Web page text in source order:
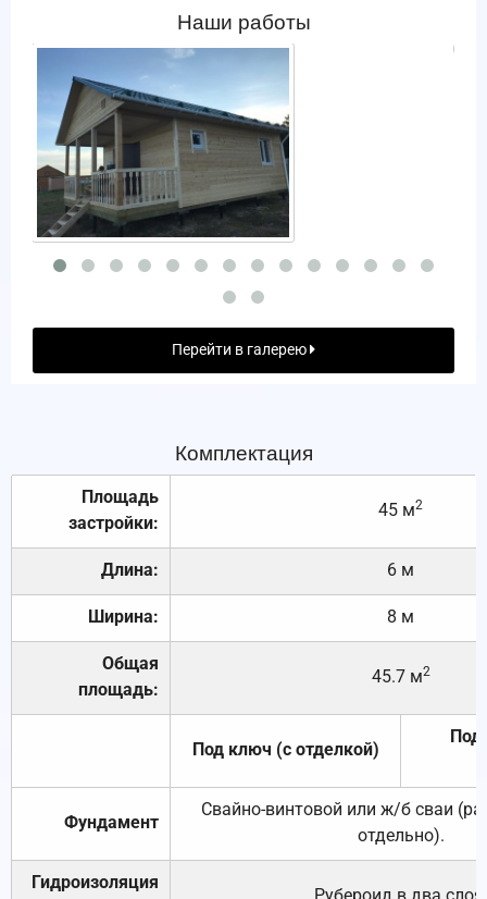
Наши работы
Перейти в галерею
Комплектация
Площадь
застройки:
45 м2
Длина: 6 м
Ширина: 8 м
Общая
площадь:
45.7 м2
Под ключ (с отделкой)
Под
Фундамент
Свайно-винтовой или ж/б сваи
отдельно).
Гидроизоляция
Рубероид в два слоя.